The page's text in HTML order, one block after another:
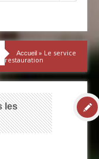
Accueil » Le service
restauration
les